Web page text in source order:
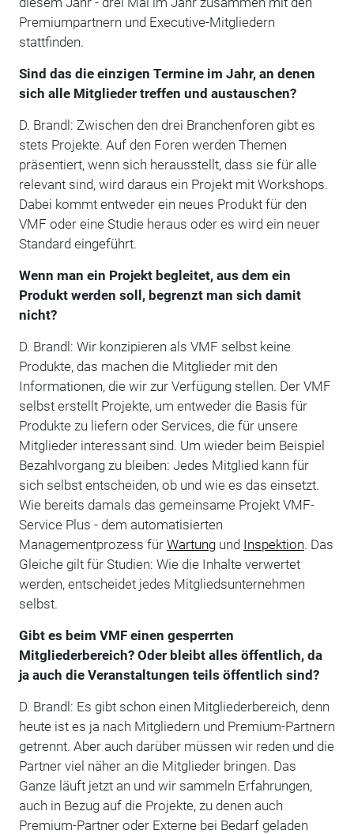
Premiumpartnern und Executive-Mitgliedern
stattfinden.
Sind das die einzigen Termine im Jahr, an denen
sich alle Mitglieder treffen und austauschen?
D. Brandl: Zwischen den drei Branchenforen gibt es
stets Projekte. Auf den Foren werden Themen
präsentiert, wenn sich herausstellt, dass sie für alle
relevant sind, wird daraus ein Projekt mit Workshops.
Dabei kommt entweder ein neues Produkt für den
VMF oder eine Studie heraus oder es wird ein neuer
Standard eingeführt.
Wenn man ein Projekt begleitet, aus dem ein
Produkt werden soll, begrenzt man sich damit
nicht?
D. Brandl: Wir konzipieren als VMF selbst keine
Produkte, das machen die Mitglieder mit den
Informationen, die wir zur Verfügung stellen. Der VMF
selbst erstellt Projekte, um entweder die Basis für
Produkte zu liefern oder Services, die für unsere
Mitglieder interessant sind. Um wieder beim Beispiel
Bezahlvorgang zu bleiben: Jedes Mitglied kann für
sich selbst entscheiden, ob und wie es das einsetzt.
Wie bereits damals das gemeinsame Projekt VMF-
Service Plus - dem automatisierten
Managementprozess für Wartungund Inspektion. Das
Gleiche gilt für Studien: Wie die Inhalte verwertet
werden, entscheidet jedes Mitgliedsunternehmen
selbst.
Gibt es beim VMF einen gesperrten
Mitgliederbereich? Oder bleibt alles öffentlich, da
ja auch die Veranstaltungen teils öffentlich sind?
D. Brandl: Es gibt schon einen Mitgliederbereich, denn
heute ist es ja nach Mitgliedern und Premium-Partnern
getrennt. Aber auch darüber müssen wir reden und die
Partner viel näher an die Mitglieder bringen. Das
Ganze läuft jetzt an und wir sammeln Erfahrungen,
auch in Bezug auf die Projekte, zu denen auch
Premium-Partner oder Externe bei Bedarf geladen